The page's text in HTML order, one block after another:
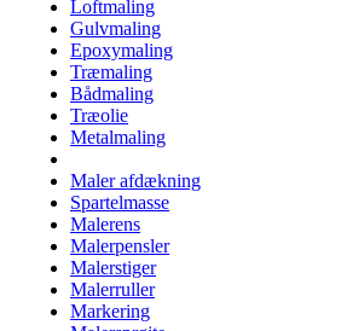
Loftmaling
Gulvmaling
Epoxymaling
Træmaling
Bådmaling
Træolie
Metalmaling
Maler afdækning
Spartelmasse
Malerens
Malerpensler
Malerstiger
Malerruller
Markering